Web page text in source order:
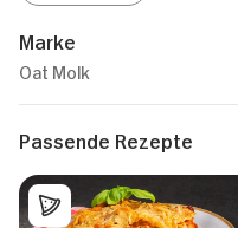
Marke
Oat Molk
Passende Rezepte